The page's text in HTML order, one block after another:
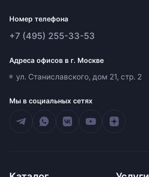
Номер телефона
+7 (495) 255-33-53
Адреса офисов в г. Москве
ул. Станиславского, дом 21, стр. 2
Мы в социальных сетях